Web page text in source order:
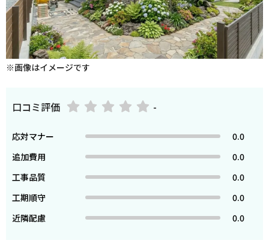
※画像はイメージです
口コミ評価 -
応対マナー
0.0
追加費用
0.0
工事品質
0.0
工期順守
0.0
近隣配慮
0.0